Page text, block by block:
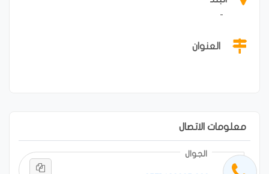
-
العنوان
معلومات الاتصال
الجوال